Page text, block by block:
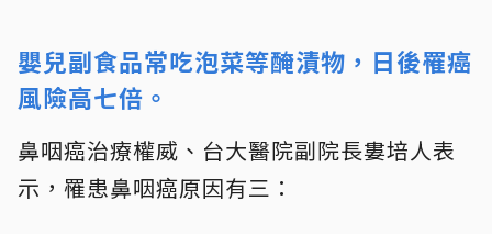
嬰兒副食品常吃泡菜等醃漬物，日後罹癌
風險高七倍。
鼻咽癌治療權威、台大醫院副院長婁培人表
示，罹患鼻咽癌原因有三：